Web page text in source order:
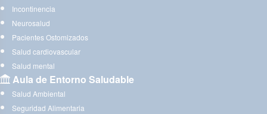
Incontinencia
Neurosalud
Pacientes Ostomizados
Salud cardiovascular
Salud mental
Aula de Entorno Saludable
Salud Ambiental
Seguridad Alimentaria